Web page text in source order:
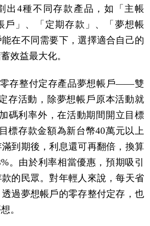
出4種不同存款產品，如「主帳
戶」、「定期存款」、「夢想帳
在不同需要下，選擇適合自己的
效益最大化。
存整付定存產品夢想帳戶――雙
存活動，除夢想帳戶原本活動就
碼利率外，在活動期間開立目標
標存款金額為新台幣40萬元以上
到期後，利息還可再翻倍，換算
。由於利率相當優惠，預期吸引
的民眾。對年輕人來說，每天省
過夢想帳戶的零存整付定存，也
。